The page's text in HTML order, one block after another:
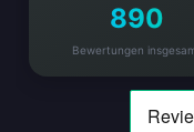
890
Bewertungen